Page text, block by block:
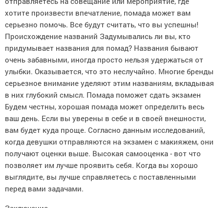
хотите произвести впечатление, помада может вам
серьезно помочь. Все будут считать, что вы успешны!
Происхождение названий Задумывались ли вы, кто
придумывает названия для помад? Названия бывают
очень забавными, иногда просто нельзя удержаться от
улыбки. Оказывается, что это неслучайно. Многие бренды
серьезное внимание уделяют этим названиям, вкладывая
в них глубокий смысл. Помада поможет сдать экзамен
Будем честны, хорошая помада может определить весь
ваш день. Если вы уверены в себе и в своей внешности,
вам будет куда проще. Согласно данным исследований,
когда девушки отправляются на экзамен с макияжем, они
получают оценки выше. Высокая самооценка - вот что
позволяет им лучше проявить себя. Когда вы хорошо
выглядите, вы лучше справляетесь с поставленными
перед вами задачами.